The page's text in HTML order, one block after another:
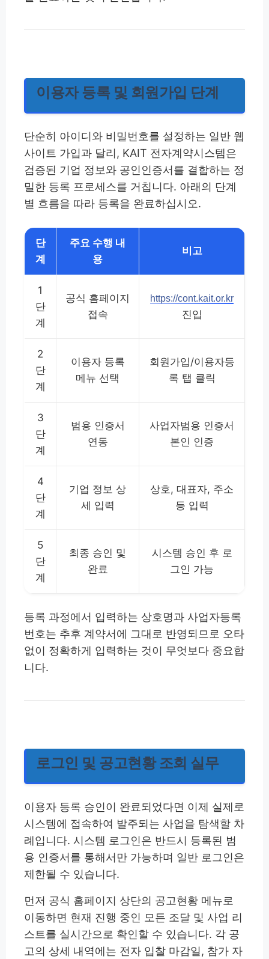
이용자 등록 및 회원가입 단계
단순히 아이디와 비밀번호를 설정하는 일반 웹
사이트 가입과 달리, KAIT 전자계약시스템은
검증된 기업 정보와 공인인증서를 결합하는 정
밀한 등록 프로세스를 거칩니다. 아래의 단계
별 흐름을 따라 등록을 완료하십시오.
단
계
주요 수행 내
용
비고
1
단
계
공식 홈페이지
접속
https://cont.kait.or.kr
진입
2
단
계
이용자 등록
메뉴 선택
회원가입/이용자등
록 탭 클릭
3
단
계
범용 인증서
연동
사업자범용 인증서
본인 인증
4
단
계
기업 정보 상
세 입력
상호, 대표자, 주소
등 입력
5
단
계
최종 승인 및
완료
시스템 승인 후 로
그인 가능
등록 과정에서 입력하는 상호명과 사업자등록
번호는 추후 계약서에 그대로 반영되므로 오타
없이 정확하게 입력하는 것이 무엇보다 중요합
니다.
로그인 및 공고현황 조회 실무
이용자 등록 승인이 완료되었다면 이제 실제로
시스템에 접속하여 발주되는 사업을 탐색할 차
례입니다. 시스템 로그인은 반드시 등록된 범
용 인증서를 통해서만 가능하며 일반 로그인은
제한될 수 있습니다.
먼저 공식 홈페이지 상단의 공고현황 메뉴로
이동하면 현재 진행 중인 모든 조달 및 사업 리
스트를 실시간으로 확인할 수 있습니다. 각 공
고의 상세 내역에는 전자 입찰 마감일, 참가 자